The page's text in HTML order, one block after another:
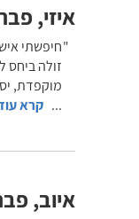
איזי,
חיפשתי
זולה ביחס
מוקפדת,
... קרא
איוב,